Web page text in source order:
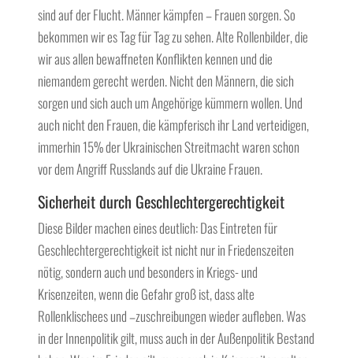
sind auf der Flucht. Männer kämpfen – Frauen sorgen. So
bekommen wir es Tag für Tag zu sehen. Alte Rollenbilder, die
wir aus allen bewaffneten Konflikten kennen und die
niemandem gerecht werden. Nicht den Männern, die sich
sorgen und sich auch um Angehörige kümmern wollen. Und
auch nicht den Frauen, die kämpferisch ihr Land verteidigen,
immerhin 15% der Ukrainischen Streitmacht waren schon
vor dem Angriff Russlands auf die Ukraine Frauen.
Sicherheit durch Geschlechtergerechtigkeit
Diese Bilder machen eines deutlich: Das Eintreten für
Geschlechtergerechtigkeit ist nicht nur in Friedenszeiten
nötig, sondern auch und besonders in Kriegs- und
Krisenzeiten, wenn die Gefahr groß ist, dass alte
Rollenklischees und –zuschreibungen wieder aufleben. Was
in der Innenpolitik gilt, muss auch in der Außenpolitik Bestand